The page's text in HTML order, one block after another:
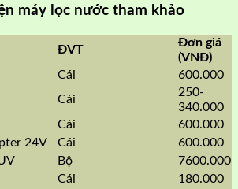
máy lọc nước tham khảo
ĐVT
Đơn giá
(VNĐ)
Cái
600.000
Cái
250-
340.000
Cái
600.000
24V Cái
600.000
Bộ
7600.000
Cái
180.000